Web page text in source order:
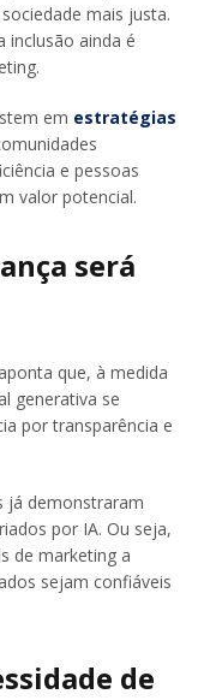
mais justa.
inclusão ainda é
em estratégias
e pessoas
valor potencial.
será
que, à medida
generativa se
por transparência e
já demonstraram
por IA. Ou seja,
de marketing a
sejam confiáveis
de